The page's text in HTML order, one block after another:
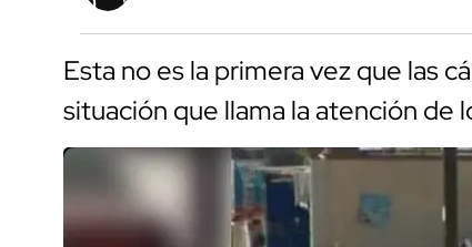
Esta no es la primera vez que las
situación que llama la atención de